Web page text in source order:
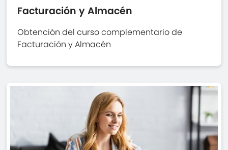
Facturación y Almacén
Obtención del curso complementario de
Facturación y Almacén